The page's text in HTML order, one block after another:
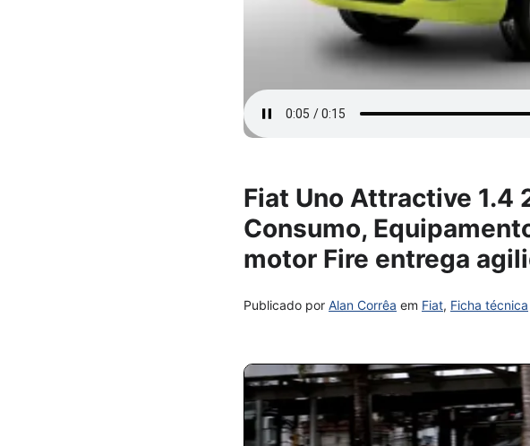
Fiat Uno Attractive 1.4
Consumo,
motor Fire entrega
Publicado por Alan Corrêa em Fiat, Ficha técnica